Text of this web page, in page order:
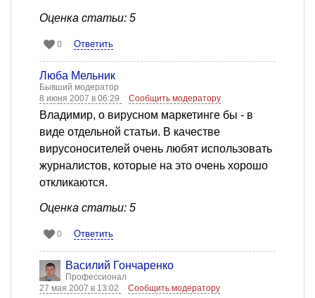
Оценка статьи: 5
0 Ответить
Люба Мельник
Бывший модератор
8 июня 2007 в 06:29
Сообщить модератору
Владимир, о вирусном маркетинге бы - в
виде отдельной статьи. В качестве
вирусоносителей очень любят использовать
журналистов, которые на это очень хорошо
откликаются.
Оценка статьи: 5
0 Ответить
Василий Гончаренко
Профессионал
27 мая 2007 в 13:02
Сообщить модератору